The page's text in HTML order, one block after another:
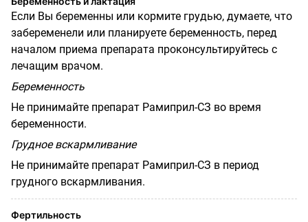
Если Вы беременны или кормите грудью, думаете, что
забеременели или планируете беременность, перед
началом приема препарата проконсультируйтесь с
лечащим врачом.
Беременность
Не принимайте препарат Рамиприл-СЗ во время
беременности.
Грудное вскармливание
Не принимайте препарат Рамиприл-СЗ в период
грудного вскармливания.
Фертильность